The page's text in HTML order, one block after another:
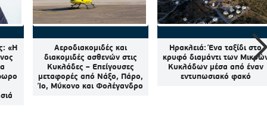
«Η
Αεροδιακομιδές και
διακομιδές ασθενών στις
Κυκλάδες – Επείγουσες
μεταφορές από Νάξο, Πάρο,
Ίο, Μύκονο και Φολέγανδρο
Ηρακλειά: Ένα ταξίδι στο
κρυφό διαμάντι των
Κυκλάδων μέσα από έναν
εντυπωσιακό φακό